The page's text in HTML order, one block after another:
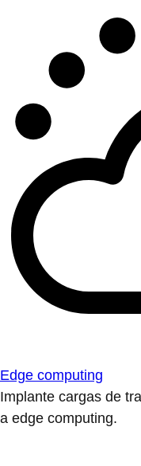
Edge computing
Implante cargas de
a edge computing.